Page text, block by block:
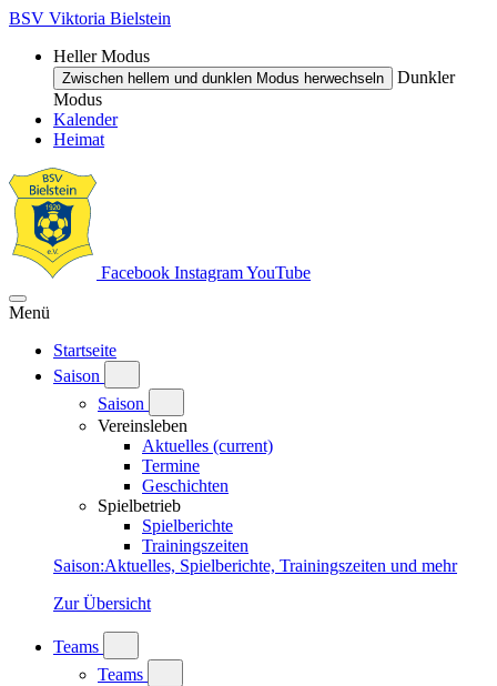
BSV Viktoria Bielstein
Heller Modus
Zwischen hellem und dunklen Modus herwechseln
Dunkler
Modus
Kalender
Heimat
Facebook InstagramYouTube
Menü
Startseite
Saison
Saison
Vereinsleben
Aktuelles (current)
Termine
Geschichten
Spielbetrieb
Spielberichte
Trainingszeiten
Saison:Aktuelles, Spielberichte, Trainingszeiten und mehr
Zur Übersicht
Teams
Teams